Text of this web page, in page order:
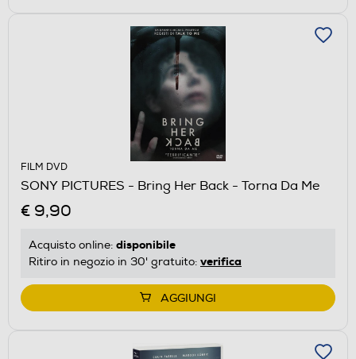
FILM DVD
SONY PICTURES - Bring Her Back - Torna Da Me
€ 9,90
Acquisto online: disponibile
Ritiro in negozio in 30' gratuito: verifica
AGGIUNGI